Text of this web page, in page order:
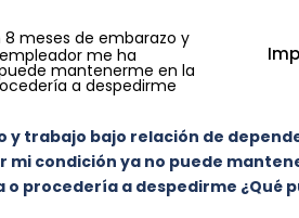
meses de embarazo y
me ha
mantenerme en la
a despedirme
y trabajo bajo relación de
condición ya no puede
procedería a despedirme ¿Qué